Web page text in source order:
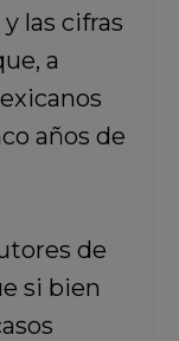
las cifras
a
años de
de
si bien